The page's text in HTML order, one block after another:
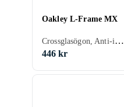
Oakley L-Frame MX
Crossglasögon, Anti-imsystem, UV-skydd, Vuxen
446 kr